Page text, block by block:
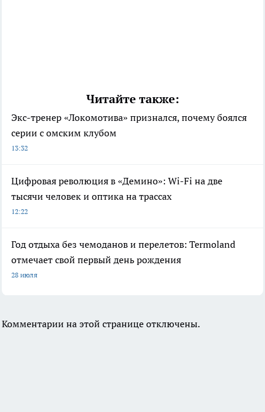
Читайте также:
Экс-тренер «Локомотива» признался, почему боялся
серии с омским клубом
13:32
Цифровая революция в «Демино»: Wi-Fi на две
тысячи человек и оптика на трассах
12:22
Год отдыха без чемоданов и перелетов: Termoland
отмечает свой первый день рождения
28 июля
Комментарии на этой странице отключены.